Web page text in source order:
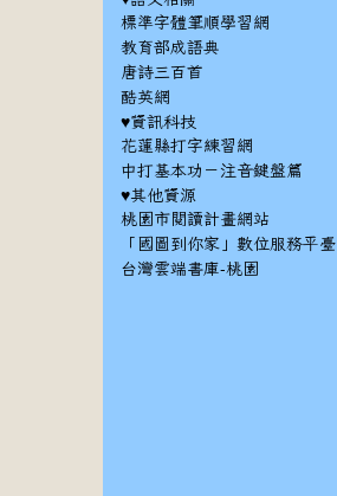
標準字體筆順學習網
教育部成語典
唐詩三百首
酷英網
♥資訊科技
花蓮縣打字練習網
中打基本功－注音鍵盤篇
♥其他資源
桃園市閱讀計畫網站
「國圖到你家」數位服務平臺
台灣雲端書庫-桃園